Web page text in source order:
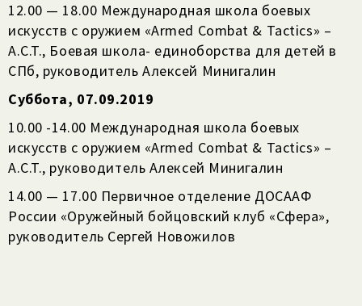
12.00 — 18.00 Международная школа боевых
искусств с оружием «Armed Combat & Tactics» –
A.C.T., Боевая школа- единоборства для детей в
СПб, руководитель Алексей Минигалин
Суббота, 07.09.2019
10.00 -14.00 Международная школа боевых
искусств с оружием «Armed Combat & Tactics» –
A.C.T., руководитель Алексей Минигалин
14.00 — 17.00 Первичное отделение ДОСААФ
России «Оружейный бойцовский клуб «Сфера»,
руководитель Сергей Новожилов